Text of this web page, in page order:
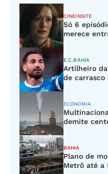
CINEINSITE
Só 6
merece
E.C.BAHIA
Artilheiro
de carrasco
ECONOMIA
demite
BAHIA
Plano de
Metrô até a